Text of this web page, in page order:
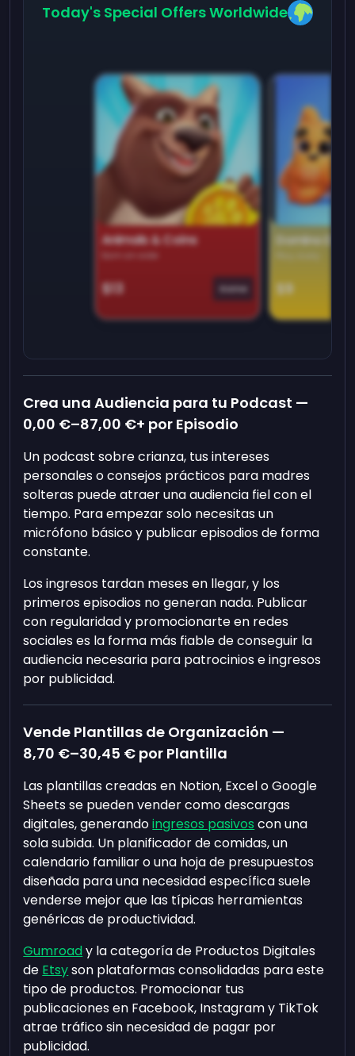
Today's Special Offers Worldwide
Animals & Coins
Earn on side
$13 Game
Domino
$9
Crea una Audiencia para tu Podcast —
0,00 €–87,00 €+ por Episodio
Un podcast sobre crianza, tus intereses
personales o consejos prácticos para madres
solteras puede atraer una audiencia fiel con el
tiempo. Para empezar solo necesitas un
micrófono básico y publicar episodios de forma
constante.
Los ingresos tardan meses en llegar, y los
primeros episodios no generan nada. Publicar
con regularidad y promocionarte en redes
sociales es la forma más fiable de conseguir la
audiencia necesaria para patrocinios e ingresos
por publicidad.
Vende Plantillas de Organización —
8,70 €–30,45 € por Plantilla
Las plantillas creadas en Notion, Excel o Google
Sheets se pueden vender como descargas
digitales, generandoingresos pasivos con una
sola subida. Un planificador de comidas, un
calendario familiar o una hoja de presupuestos
diseñada para una necesidad específica suele
venderse mejor que las típicas herramientas
genéricas de productividad.
Gumroady la categoría de Productos Digitales
de Etsyson plataformas consolidadas para este
tipo de productos. Promocionar tus
publicaciones en Facebook, Instagram y TikTok
atrae tráfico sin necesidad de pagar por
publicidad.